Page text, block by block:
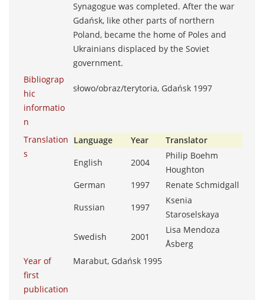
Synagogue was completed. After the war
Gdańsk, like other parts of northern
Poland, became the home of Poles and
Ukrainians displaced by the Soviet
government.
Bibliograp
hic
informatio
n
słowo/obraz/terytoria, Gdańsk 1997
Translation
s
Language Year
Translator
English
2004
Philip Boehm
Houghton
German
1997
Renate Schmidgall
Russian
1997
Ksenia
Staroselskaya
Swedish
2001
Lisa Mendoza
Åsberg
Year of
first
publication
Marabut, Gdańsk 1995